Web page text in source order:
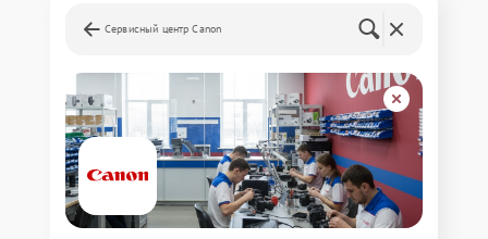
Сервисный центр Canon